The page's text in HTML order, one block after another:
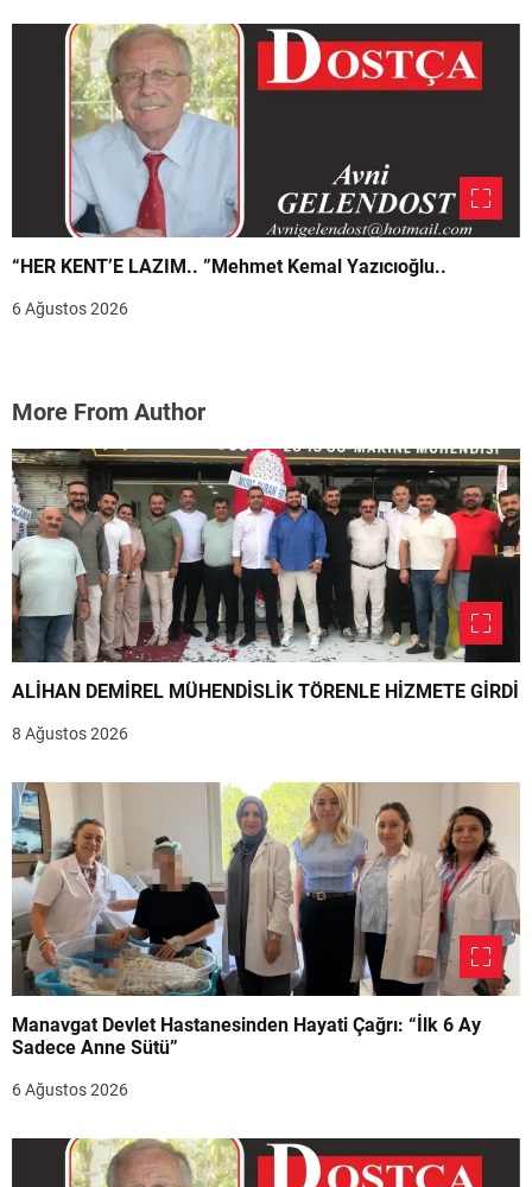
“HER KENT’E LAZIM.. ”Mehmet Kemal Yazıcıoğlu..
6 Ağustos 2026
More From Author
ALİHAN DEMİREL MÜHENDİSLİK TÖRENLE HİZMETE GİRDİ
8 Ağustos 2026
Manavgat Devlet Hastanesinden Hayati Çağrı: “İlk 6 Ay
Sadece Anne Sütü”
6 Ağustos 2026